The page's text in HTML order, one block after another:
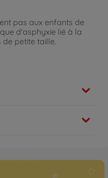
pas aux enfants de
d'asphyxie lié à la
de petite taille.